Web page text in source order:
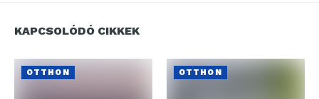
KAPCSOLÓDÓ CIKKEK
OTTHON OTTHON